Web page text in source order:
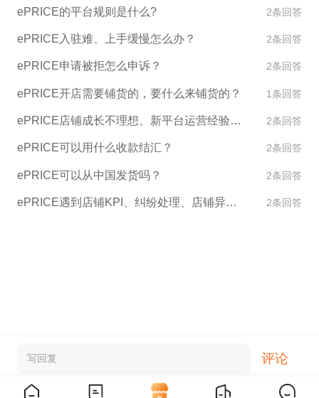
ePRICE的平台规则是什么? 2条回答
ePRICE入驻难、上手缓慢怎么办？ 2条回答
ePRICE申请被拒怎么申诉？ 2条回答
ePRICE开店需要铺货的，要什么来铺货的？ 1条回答
ePRICE店铺成长不理想、新平台运营经验不足怎么办？ 2条回答
ePRICE可以用什么收款结汇？ 2条回答
ePRICE可以从中国发货吗？ 2条回答
ePRICE遇到店铺KPI、纠纷处理、店铺异常如何处理？ 2条回答
写回复 评论